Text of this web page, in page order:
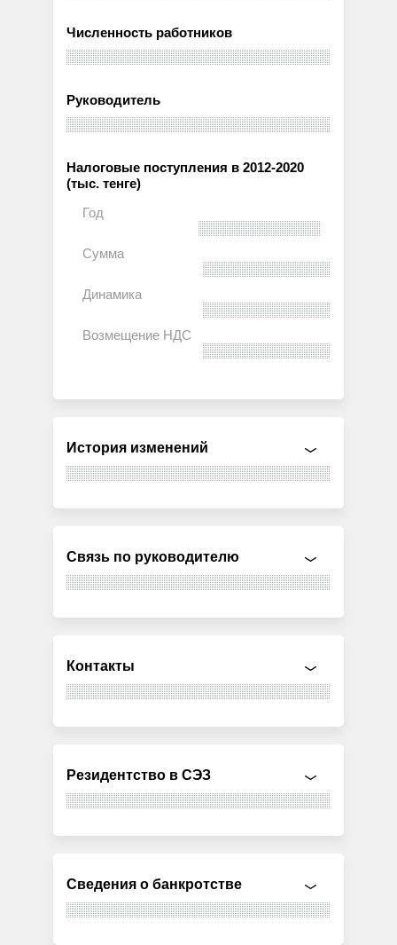
Численность работников
Руководитель
Налоговые поступления в 2012-2020
(тыс. тенге)
История изменений
Связь по руководителю
Контакты
Резидентство в СЭЗ
Сведения о банкротстве